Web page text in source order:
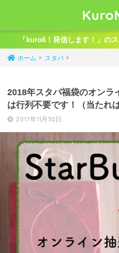
「kuro6！発信します！」の
ホーム スタバ
2018年スタバ福袋のオンラ
は行列不要です！（当たれ
2017年11月30日